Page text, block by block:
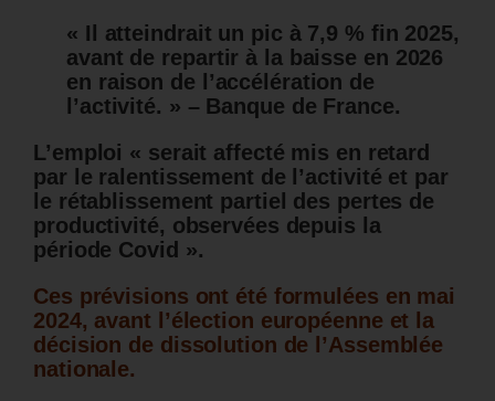
« Il atteindrait un pic à 7,9 % fin 2025,
avant de repartir à la baisse en 2026
en raison de l’accélération de
l’activité. » – Banque de France.
L’emploi « serait affecté mis en retard
par le ralentissement de l’activité et par
le rétablissement partiel des pertes de
productivité, observées depuis la
période Covid ».
Ces prévisions ont été formulées en mai
2024, avant l’élection européenne et la
décision de dissolution de l’Assemblée
nationale.